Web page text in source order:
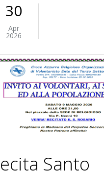
30
Apr
2026
Santo